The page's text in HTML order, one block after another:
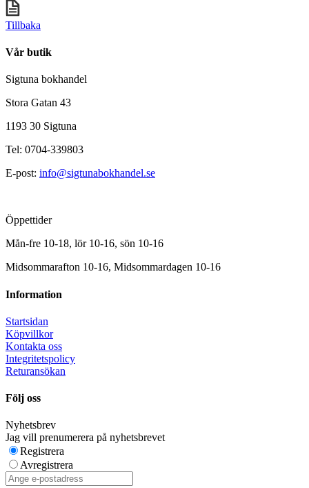
Tillbaka
Vår butik
Sigtuna bokhandel
Stora Gatan 43
1193 30 Sigtuna
Tel: 0704-339803
E-post: info@sigtunabokhandel.se
Öppettider
Mån-fre 10-18, lör 10-16, sön 10-16
Midsommarafton 10-16, Midsommardagen 10-16
Information
Startsidan
Köpvillkor
Kontakta oss
Integritetspolicy
Returansökan
Följ oss
Nyhetsbrev
Jag vill prenumerera på nyhetsbrevet
Registrera
Avregistrera